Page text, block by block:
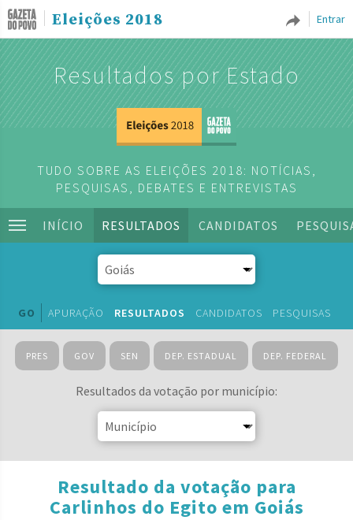
Entrar
Eleições 2018
Resultados por Estado
TUDO SOBRE AS ELEIÇÕES 2018: NOTÍCIAS,
PESQUISAS, DEBATES E ENTREVISTAS
INÍCIO RESULTADOS CANDIDATOS
GO APURAÇÃO RESULTADOS CANDIDATOS PESQUISAS
PRES GOV SEN DEP. ESTADUAL DEP. FEDERAL
Resultados da votação por município:
Resultado da votação para
Carlinhos do Egito em Goiás